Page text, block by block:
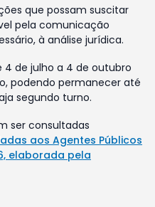
que possam suscitar
pela comunicação
à análise jurídica.
4 de julho a 4 de outubro
podendo permanecer até
segundo turno.
ser consultadas
aos Agentes Públicos
elaborada pela